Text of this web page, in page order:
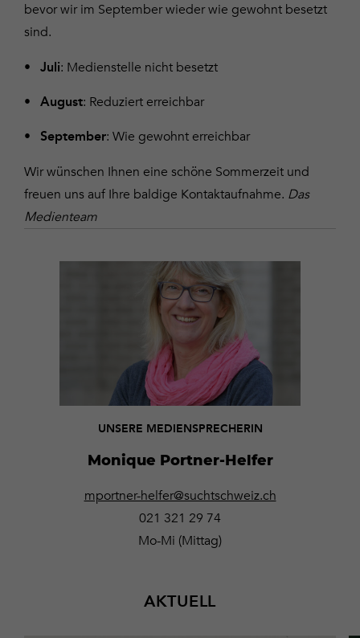
bevor wir im September wieder wie gewohnt besetzt
sind.
Juli: Medienstelle nicht besetzt
August: Reduziert erreichbar
September: Wie gewohnt erreichbar
Wir wünschen Ihnen eine schöne Sommerzeit und
freuen uns auf Ihre baldige Kontaktaufnahme. Das
Medienteam
UNSERE MEDIENSPRECHERIN
Monique Portner-Helfer
mportner-helfer@suchtschweiz.ch
021 321 29 74
Mo-Mi (Mittag)
AKTUELL